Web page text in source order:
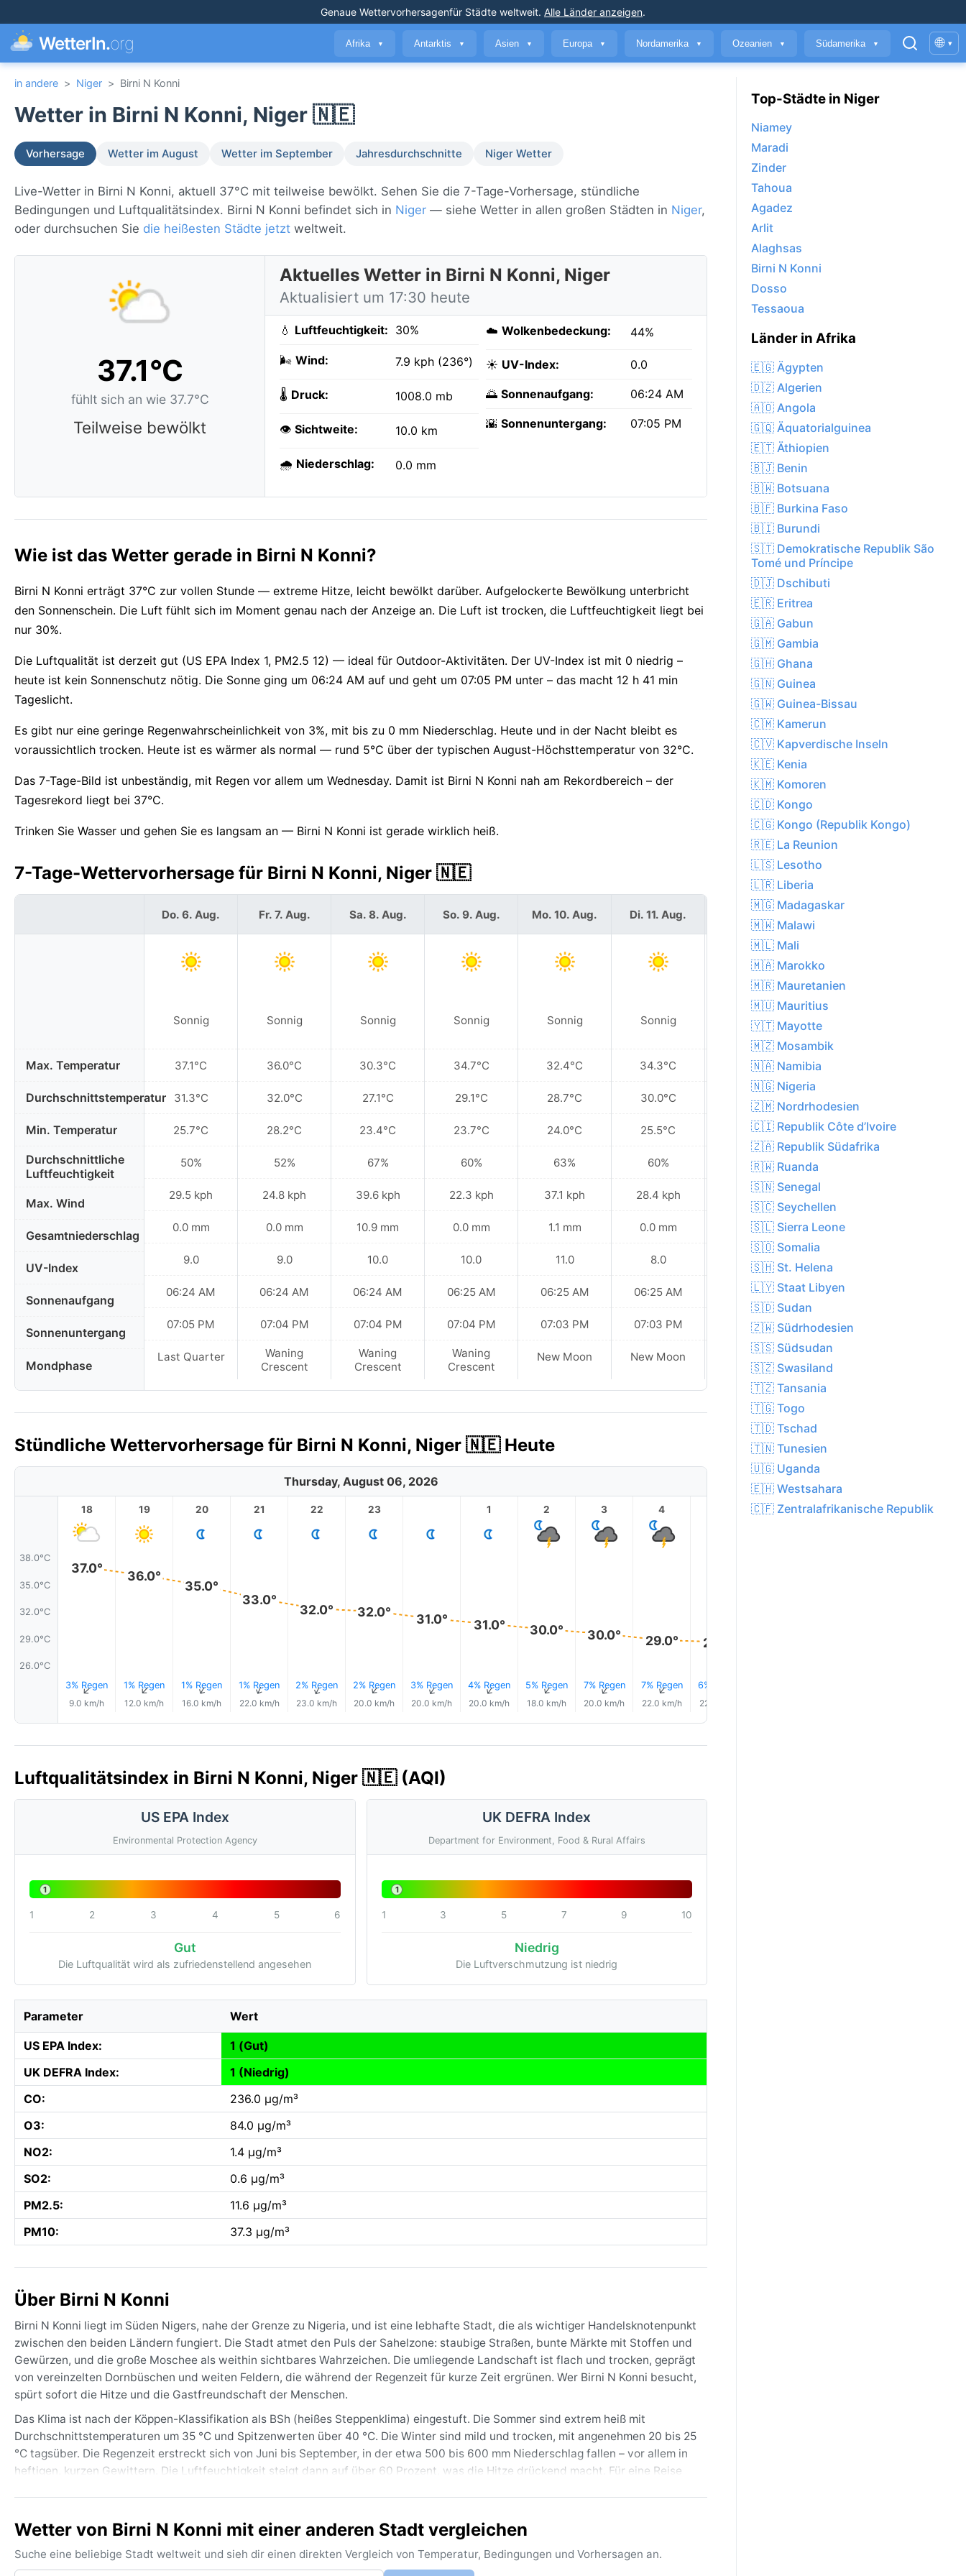
Genaue Wettervorhersagenfür Städte weltweit. Alle Länder anzeigen.
WetterIn.org Afrika ▼ Antarktis ▼ Asien ▼ Europa ▼ Nordamerika ▼ Ozeanien ▼ Südamerika ▼ 🌐 ▾
in andere > Niger > Birni N Konni
Wetter in Birni N Konni, Niger 🇳🇪
Vorhersage Wetter im August Wetter im September Jahresdurchschnitte Niger Wetter
Live-Wetter in Birni N Konni, aktuell 37°C mit teilweise bewölkt. Sehen Sie die 7-Tage-Vorhersage, stündliche
Bedingungen und Luftqualitätsindex. Birni N Konni befindet sich in Niger — siehe Wetter in allen großen Städten in Niger,
oder durchsuchen Sie die heißesten Städte jetzt weltweit.
37.1°C
fühlt sich an wie 37.7°C
Teilweise bewölkt
Aktuelles Wetter in Birni N Konni, Niger
Aktualisiert um 17:30 heute
💧 Luftfeuchtigkeit: 30%
🌬️ Wind: 7.9 kph (236°)
🌡️ Druck: 1008.0 mb
👁️ Sichtweite: 10.0 km
🌧️ Niederschlag: 0.0 mm
☁️ Wolkenbedeckung: 44%
☀️ UV-Index: 0.0
🌅 Sonnenaufgang: 06:24 AM
🌇 Sonnenuntergang: 07:05 PM
Wie ist das Wetter gerade in Birni N Konni?
Birni N Konni erträgt 37°C zur vollen Stunde — extreme Hitze, leicht bewölkt darüber. Aufgelockerte Bewölkung unterbricht
den Sonnenschein. Die Luft fühlt sich im Moment genau nach der Anzeige an. Die Luft ist trocken, die Luftfeuchtigkeit liegt bei
nur 30%.
Die Luftqualität ist derzeit gut (US EPA Index 1, PM2.5 12) — ideal für Outdoor-Aktivitäten. Der UV-Index ist mit 0 niedrig –
heute ist kein Sonnenschutz nötig. Die Sonne ging um 06:24 AM auf und geht um 07:05 PM unter – das macht 12 h 41 min
Tageslicht.
Es gibt nur eine geringe Regenwahrscheinlichkeit von 3%, mit bis zu 0 mm Niederschlag. Heute und in der Nacht bleibt es
voraussichtlich trocken. Heute ist es wärmer als normal — rund 5°C über der typischen August-Höchsttemperatur von 32°C.
Das 7-Tage-Bild ist unbeständig, mit Regen vor allem um Wednesday. Damit ist Birni N Konni nah am Rekordbereich – der
Tagesrekord liegt bei 37°C.
Trinken Sie Wasser und gehen Sie es langsam an — Birni N Konni ist gerade wirklich heiß.
7-Tage-Wettervorhersage für Birni N Konni, Niger 🇳🇪
Max. Temperatur
Durchschnittstemperatur
Min. Temperatur
Durchschnittliche
Luftfeuchtigkeit
Max. Wind
Gesamtniederschlag
UV-Index
Sonnenaufgang
Sonnenuntergang
Mondphase
Do. 6. Aug.
Sonnig
37.1°C
31.3°C
25.7°C
50%
29.5 kph
0.0 mm
9.0
06:24 AM
07:05 PM
Last Quarter
Fr. 7. Aug.
Sonnig
36.0°C
32.0°C
28.2°C
52%
24.8 kph
0.0 mm
9.0
06:24 AM
07:04 PM
Waning
Crescent
Sa. 8. Aug.
Sonnig
30.3°C
27.1°C
23.4°C
67%
39.6 kph
10.9 mm
10.0
06:24 AM
07:04 PM
Waning
Crescent
So. 9. Aug.
Sonnig
34.7°C
29.1°C
23.7°C
60%
22.3 kph
0.0 mm
10.0
06:25 AM
07:04 PM
Waning
Crescent
Mo. 10. Aug.
Sonnig
32.4°C
28.7°C
24.0°C
63%
37.1 kph
1.1 mm
11.0
06:25 AM
07:03 PM
New Moon
Di. 11. Aug.
Sonnig
34.3°C
30.0°C
25.5°C
60%
28.4 kph
0.0 mm
8.0
06:25 AM
07:03 PM
New Moon
Mi. 12. Aug.
Teilweise
bewölkt
29.6°C
25.0°C
22.4°C
74%
31.0 kph
16.9 mm
7.0
06:25 AM
07:02 PM
New Moon
Stündliche Wettervorhersage für Birni N Konni, Niger 🇳🇪 Heute
Thursday, August 06, 2026
38.0°C
35.0°C
32.0°C
29.0°C
26.0°C
18
37.0°
3% Regen
↑
9.0 km/h
19
36.0°
1% Regen
↑
12.0 km/h
20
35.0°
1% Regen
↑
16.0 km/h
21
33.0°
1% Regen
↑
22.0 km/h
22
32.0°
2% Regen
↑
23.0 km/h
23
32.0°
2% Regen
↑
20.0 km/h
31.0°
3% Regen
↑
20.0 km/h
1
31.0°
4% Regen
↑
20.0 km/h
2
30.0°
5% Regen
↑
18.0 km/h
3
30.0°
7% Regen
↑
20.0 km/h
4
29.0°
7% Regen
↑
22.0 km/h
29.0°
6% Regen
22.0 km/h
6 7 8
Luftqualitätsindex in Birni N Konni, Niger 🇳🇪 (AQI)
US EPA Index
Environmental Protection Agency
1
1 2 3 4 5 6
Gut
Die Luftqualität wird als zufriedenstellend angesehen
UK DEFRA Index
Department for Environment, Food & Rural Affairs
1
1 3 5 7 9 10
Niedrig
Die Luftverschmutzung ist niedrig
Parameter Wert
US EPA Index:
1 (Gut)
UK DEFRA Index:
1 (Niedrig)
CO:
236.0 µg/m³
O3:
84.0 µg/m³
NO2:
1.4 µg/m³
SO2:
0.6 µg/m³
PM2.5:
11.6 µg/m³
PM10:
37.3 µg/m³
Über Birni N Konni
Birni N Konni liegt im Süden Nigers, nahe der Grenze zu Nigeria, und ist eine lebhafte Stadt, die als wichtiger Handelsknotenpunkt
zwischen den beiden Ländern fungiert. Die Stadt atmet den Puls der Sahelzone: staubige Straßen, bunte Märkte mit Stoffen und
Gewürzen, und die große Moschee als weithin sichtbares Wahrzeichen. Die umliegende Landschaft ist flach und trocken, geprägt
von vereinzelten Dornbüschen und weiten Feldern, die während der Regenzeit für kurze Zeit ergrünen. Wer Birni N Konni besucht,
spürt sofort die Hitze und die Gastfreundschaft der Menschen.
Das Klima ist nach der Köppen-Klassifikation als BSh (heißes Steppenklima) eingestuft. Die Sommer sind extrem heiß mit
Durchschnittstemperaturen um 35 °C und Spitzenwerten über 40 °C. Die Winter sind mild und trocken, mit angenehmen 20 bis 25
°C tagsüber. Die Regenzeit erstreckt sich von Juni bis September, in der etwa 500 bis 600 mm Niederschlag fallen – vor allem in
heftigen, kurzen Gewittern. Die Luftfeuchtigkeit steigt dann auf über 60 Prozent, was die Hitze drückend macht. Für eine Reise
Die beste Reisezeit für Birni N Konni ist von November bis Februar, wenn die Temperaturen moderat sind und kaum Regen fällt. In
der Übergangszeit von März bis Mai herrscht brütende Hitze mit dem heißen Harmattan-Wind, der feinen Sand aus der Sahara
heranträgt und die Sicht trübt. Dieser trockene, staubige Wind ist das markanteste Wetterphänomen der Region; er kann tagelang
Wetter von Birni N Konni mit einer anderen Stadt vergleichen
Suche eine beliebige Stadt weltweit und sieh dir einen direkten Vergleich von Temperatur, Bedingungen und Vorhersagen an.
Top-Städte in Niger
Niamey
Maradi
Zinder
Tahoua
Agadez
Arlit
Alaghsas
Birni N Konni
Dosso
Tessaoua
Länder in Afrika
🇪🇬 Ägypten
🇩🇿 Algerien
🇦🇴 Angola
🇬🇶 Äquatorialguinea
🇪🇹 Äthiopien
🇧🇯 Benin
🇧🇼 Botsuana
🇧🇫 Burkina Faso
🇧🇮 Burundi
🇸🇹 Demokratische Republik São
Tomé und Príncipe
🇩🇯 Dschibuti
🇪🇷 Eritrea
🇬🇦 Gabun
🇬🇲 Gambia
🇬🇭 Ghana
🇬🇳 Guinea
🇬🇼 Guinea-Bissau
🇨🇲 Kamerun
🇨🇻 Kapverdische Inseln
🇰🇪 Kenia
🇰🇲 Komoren
🇨🇩 Kongo
🇨🇬 Kongo (Republik Kongo)
🇷🇪 La Reunion
🇱🇸 Lesotho
🇱🇷 Liberia
🇲🇬 Madagaskar
🇲🇼 Malawi
🇲🇱 Mali
🇲🇦 Marokko
🇲🇷 Mauretanien
🇲🇺 Mauritius
🇾🇹 Mayotte
🇲🇿 Mosambik
🇳🇦 Namibia
🇳🇬 Nigeria
🇿🇲 Nordrhodesien
🇨🇮 Republik Côte d’Ivoire
🇿🇦 Republik Südafrika
🇷🇼 Ruanda
🇸🇳 Senegal
🇸🇨 Seychellen
🇸🇱 Sierra Leone
🇸🇴 Somalia
🇸🇭 St. Helena
🇱🇾 Staat Libyen
🇸🇩 Sudan
🇿🇼 Südrhodesien
🇸🇸 Südsudan
🇸🇿 Swasiland
🇹🇿 Tansania
🇹🇬 Togo
🇹🇩 Tschad
🇹🇳 Tunesien
🇺🇬 Uganda
🇪🇭 Westsahara
🇨🇫 Zentralafrikanische Republik